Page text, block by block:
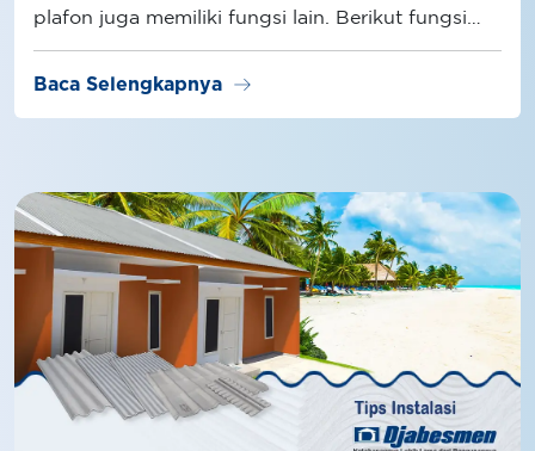
plafon juga memiliki fungsi lain. Berikut fungsi
plafon selengkapnya!
Baca Selengkapnya arrow_right_alt